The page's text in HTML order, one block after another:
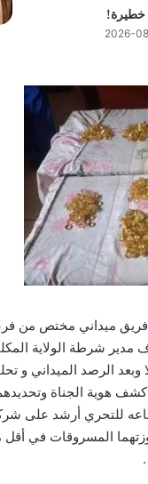
خطيرة!
2026-
فريق ميداني مختص من
شرطة الولاية
الرصد الميداني و
هوية الجناة
للتحري أرشد على